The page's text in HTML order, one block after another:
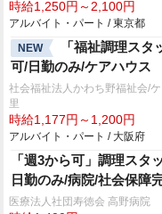
時給1,250円～2,100円
アルバイト・パート / 東京都
NEW
「福祉調理スタ
可/日勤のみ/ケアハウス
社会福祉法人かわち野福祉会/
里
時給1,177円～1,200円
アルバイト・パート / 大阪府
「週3から可」調理スタ
日勤のみ/病院/社会保障
医療法人社団寿徳会 高野病院